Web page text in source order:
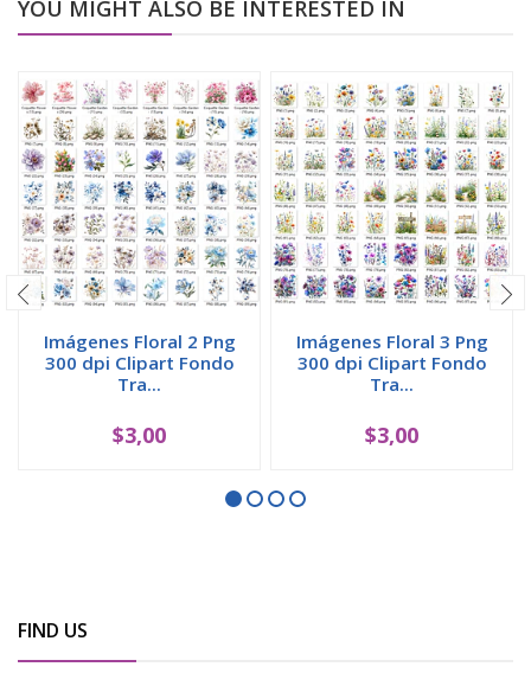
YOU MIGHT ALSO BE INTERESTED IN
Imágenes Floral 2 Png
300 dpi Clipart Fondo
Tra...
$3,00
Imágenes Floral 3 Png
300 dpi Clipart Fondo
Tra...
$3,00
FIND US